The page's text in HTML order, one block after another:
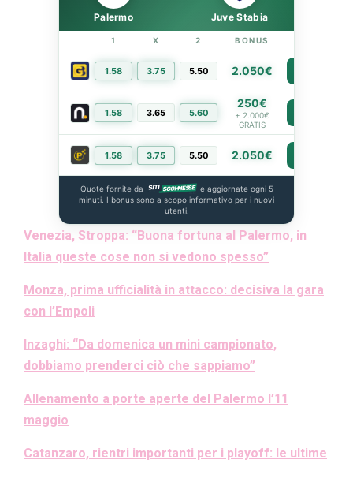
Palermo Juve Stabia
1 X 2 BONUS
1.58 3.75 5.50 2.050€
1.58 3.65 5.60
250€
+ 2.000€
GRATIS
1.58 3.75 5.50 2.050€
Quote fornite da
e aggiornate ogni 5
minuti. I bonus sono a scopo informativo per i nuovi
utenti.
Venezia, Stroppa: “Buona fortuna al Palermo, in
Italia queste cose non si vedono spesso”
Monza, prima ufficialità in attacco: decisiva la gara
con l’Empoli
Inzaghi: “Da domenica un mini campionato,
dobbiamo prenderci ciò che sappiamo”
Allenamento a porte aperte del Palermo l’11
maggio
Catanzaro, rientri importanti per i playoff: le ultime